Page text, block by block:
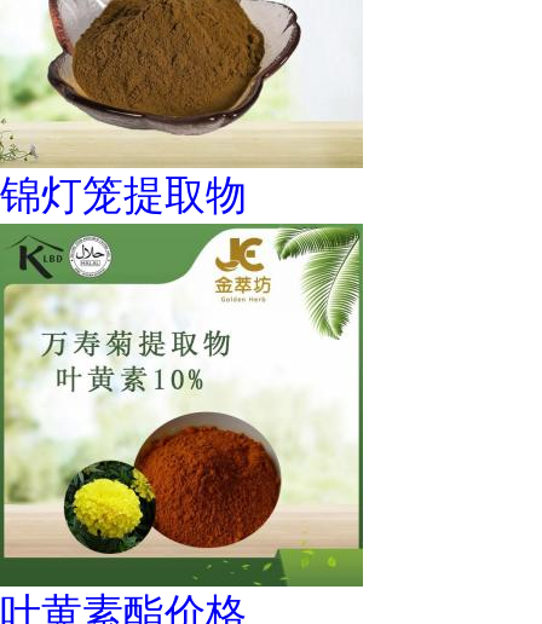
锦灯笼提取物
叶黄素酯价格